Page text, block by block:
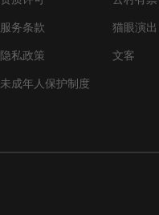
服务条款
隐私政策
未成年人保护制度
猫眼演出
文客